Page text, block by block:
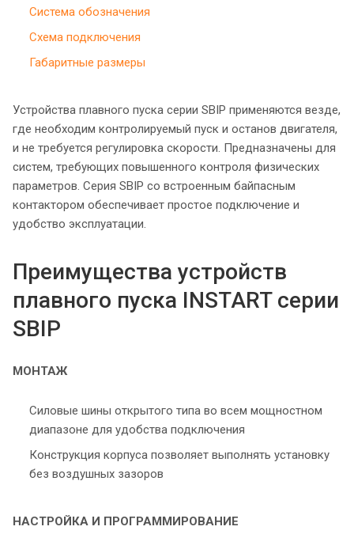
Система обозначения
Схема подключения
Габаритные размеры
Устройства плавного пуска серии SBIP применяются везде,
где необходим контролируемый пуск и останов двигателя,
и не требуется регулировка скорости. Предназначены для
систем, требующих повышенного контроля физических
параметров. Серия SBIP со встроенным байпасным
контактором обеспечивает простое подключение и
удобство эксплуатации.
Преимущества устройств
плавного пуска INSTART серии
SBIP
МОНТАЖ
Силовые шины открытого типа во всем мощностном
диапазоне для удобства подключения
Конструкция корпуса позволяет выполнять установку
без воздушных зазоров
НАСТРОЙКА И ПРОГРАММИРОВАНИЕ